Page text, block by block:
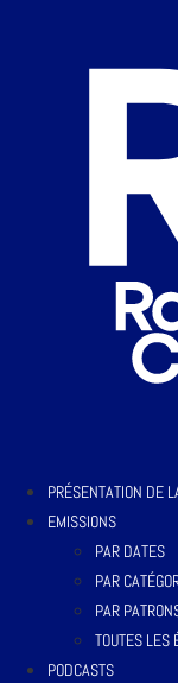
PRÉSENTATION DE
EMISSIONS
PAR DATES
PAR
PAR
TOUTES LES
PODCASTS